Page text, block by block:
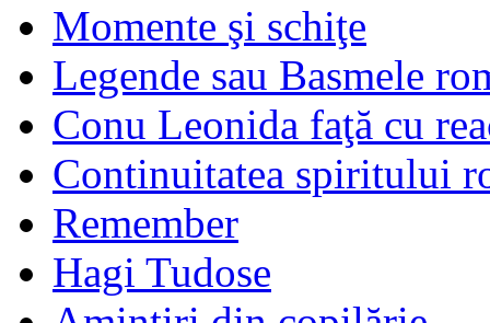
Momente şi schiţe
Legende sau Basmele
Conu Leonida faţă cu
Continuitatea spiritului
Remember
Hagi Tudose